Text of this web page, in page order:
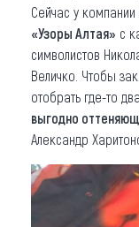
Сейчас у
«Узоры Алтая» с
символистов
Величко. Чтобы
отобрать где-то
выгодно
Александр